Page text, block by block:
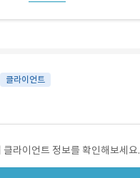
클라이언트
클라이언트 정보를 확인해보세요.